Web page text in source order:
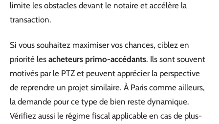
limite les obstacles devant le notaire et accélère la
transaction.
Si vous souhaitez maximiser vos chances, ciblez en
priorité les acheteurs primo-accédants. Ils sont souvent
motivés par le PTZ et peuvent apprécier la perspective
de reprendre un projet similaire. À Paris comme ailleurs,
la demande pour ce type de bien reste dynamique.
Vérifiez aussi le régime fiscal applicable en cas de plus-